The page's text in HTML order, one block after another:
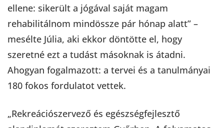
ellene: sikerült a jógával saját magam
rehabilitálnom mindössze pár hónap alatt” –
mesélte Júlia, aki ekkor döntötte el, hogy
szeretné ezt a tudást másoknak is átadni.
Ahogyan fogalmazott: a tervei és a tanulmányai
180 fokos fordulatot vettek.
„Rekreációszervező és egészségfejlesztő